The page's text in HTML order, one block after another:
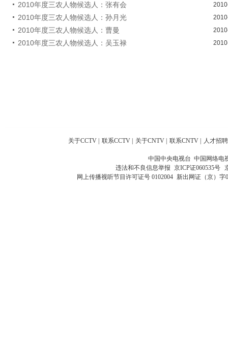
2010年度三农人物候选人：张有会
2010年度三农人物候选人：孙月光
2010年度三农人物候选人：曹曼
2010年度三农人物候选人：吴玉禄
关于CCTV | 联系CCTV | 关于CNTV | 联系CNTV | 人才招聘
中国中央电视台 中国网络电
违法和不良信息举报 京ICP证060535号
网上传播视听节目许可证号 0102004 新出网证（京）